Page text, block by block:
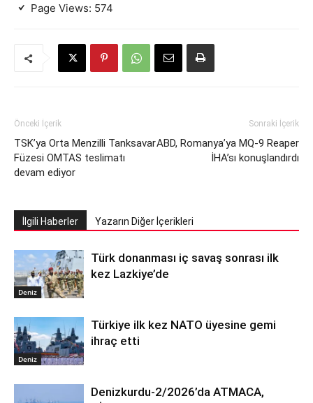
Page Views: 574
Önceki İçerik
TSK’ya Orta Menzilli Tanksavar
Füzesi OMTAS teslimatı
devam ediyor
Sonraki İçerik
ABD, Romanya’ya MQ-9 Reaper
İHA’sı konuşlandırdı
İlgili Haberler Yazarın Diğer İçerikleri
Deniz
Türk donanması iç savaş sonrası ilk
kez Lazkiye’de
Deniz
Türkiye ilk kez NATO üyesine gemi
ihraç etti
Denizkurdu-2/2026’da ATMACA,